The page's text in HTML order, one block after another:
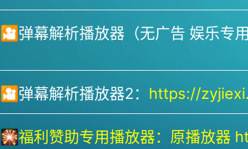
🎦弹幕解析播放器（无广告 娱乐专
🎦弹幕解析播放器2： https://
🎇福利赞助专用播放器： 原播放器